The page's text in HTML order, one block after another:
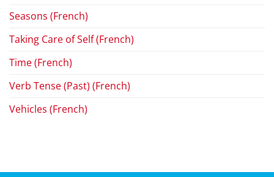
Seasons (French)
Taking Care of Self (French)
Time (French)
Verb Tense (Past) (French)
Vehicles (French)